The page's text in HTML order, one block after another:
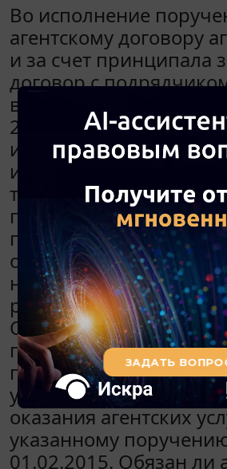
Во исполнение
агентскому договору
и за счет принципала
договор с
выполнения работ по
20.01.2015. Агент,
интересы принципала,
исполнение
том числе платежи,
претензионную
приемке работ
обнаружил
недостатки и
работ подрядчику на
Однако 25.01.2015
предусмотренном
порядке направил
уведомление о
оказания агентских
указанному
01.02.2015. Обязан ли